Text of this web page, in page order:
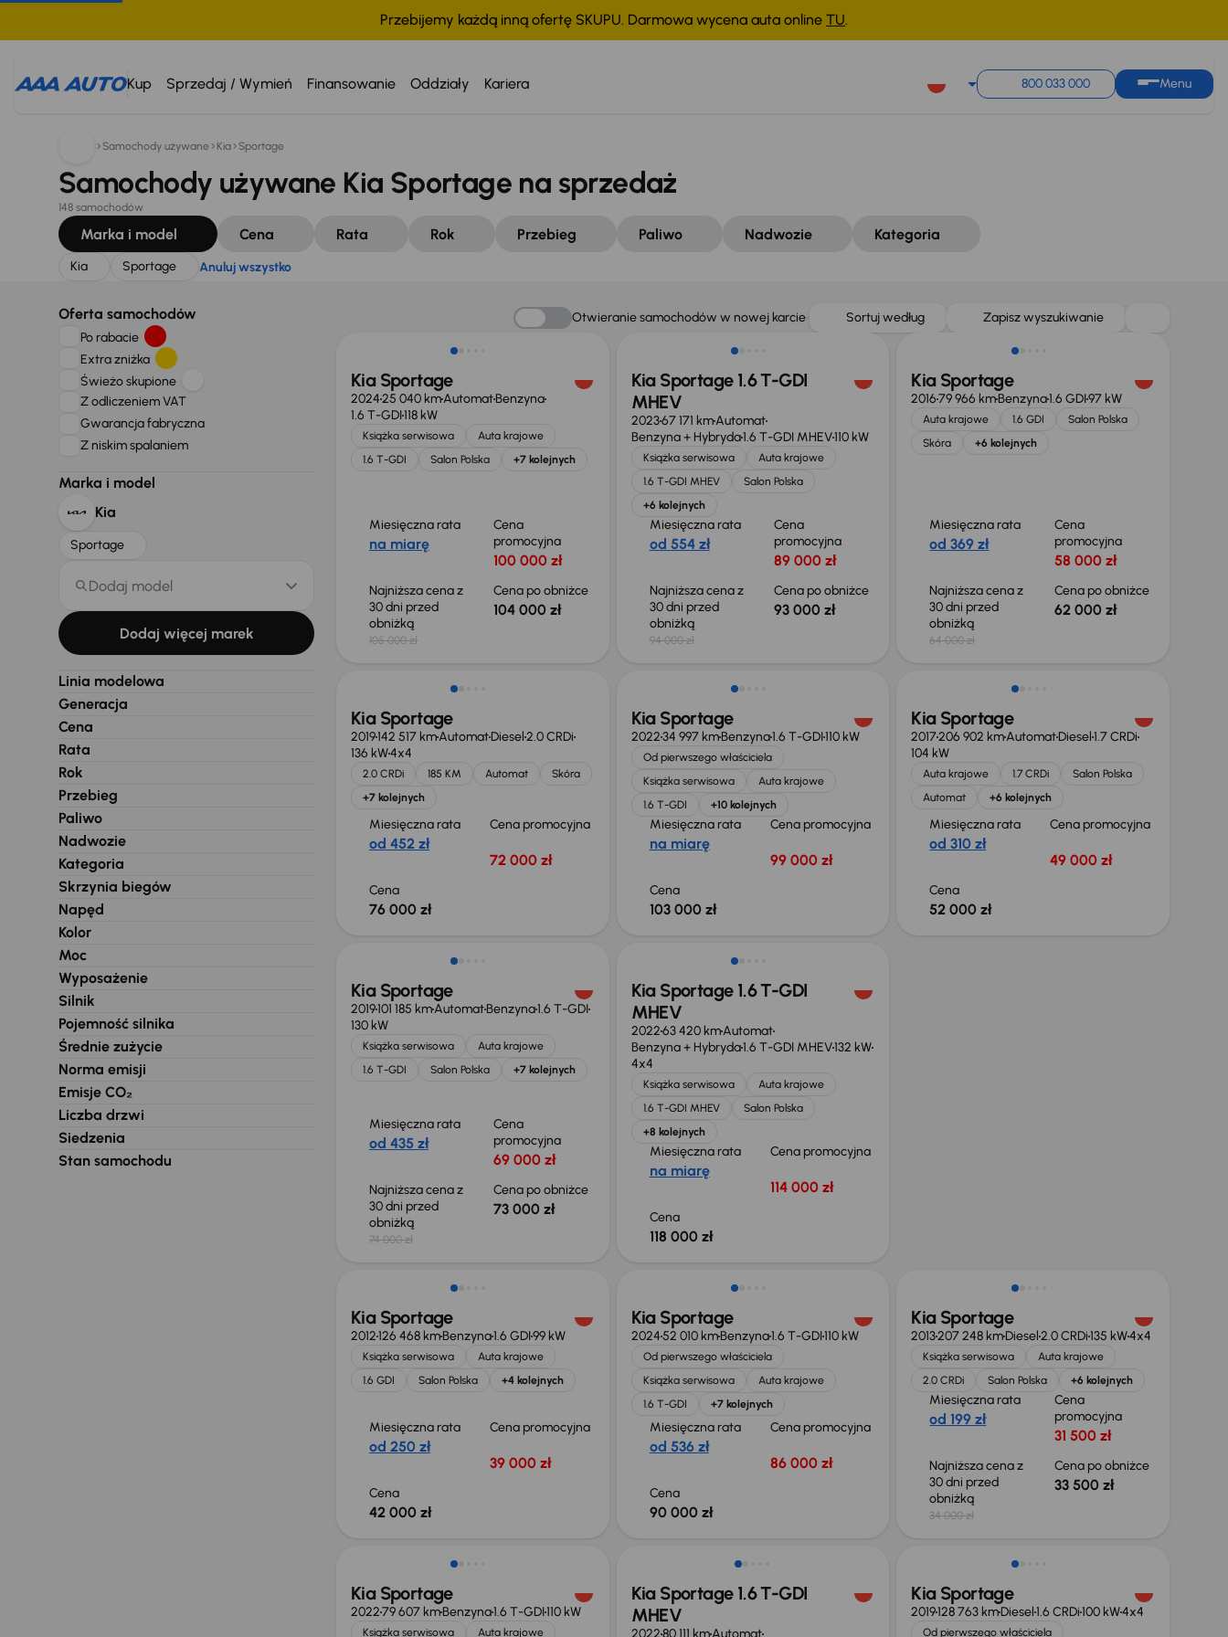
Przebijemy każdą inną ofertę SKUPU. Darmowa wycena auta online TU.
Kup Sprzedaj / Wymień Finansowanie Oddziały Kariera 800 033 000 Menu
Szukam: Anuluj wszystko
Samochody używane Kia Sportage
Samochody używane Kia Sportage na sprzedaż
148 samochodów
Marka i model Cena Rata Rok Przebieg Paliwo Nadwozie Kategoria
Kia Sportage Anuluj wszystko
Oferta samochodów
Po rabacie
Extra zniżka
Świeżo skupione
Z odliczeniem VAT
Gwarancja fabryczna
Z niskim spalaniem
Marka i model
Kia
Sportage
Dodaj model
Dodaj więcej marek
Linia modelowa
Generacja
Cena
Rata
Rok
Przebieg
Paliwo
Nadwozie
Kategoria
Skrzynia biegów
Napęd
Kolor
Moc
Wyposażenie
Silnik
Pojemność silnika
Średnie zużycie
Norma emisji
Emisje CO₂
Liczba drzwi
Siedzenia
Stan samochodu
Otwieranie samochodów w nowej karcie Sortuj według Zapisz wyszukiwanie
Kia Sportage
202425 040 kmAutomatBenzyna
1.6 T-GDI118 kW
Książka serwisowa
Auta krajowe
1.6 T-GDI
Salon Polska +7 kolejnych
Miesięczna rata
na miarę
Cena
promocyjna
100 000 zł
Najniższa cena z
30 dni przed
obniżką
105 000 zł
Cena po obniżce
104 000 zł
Taniej o 1 000 zł
Kia Sportage 1.6 T-GDI
MHEV
202367 171 kmAutomat
Benzyna + Hybryda1.6 T-GDI MHEV110 kW
Książka serwisowa
Auta krajowe
1.6 T-GDI MHEV
Salon Polska
+6 kolejnych
Miesięczna rata
od 554 zł
Cena
promocyjna
89 000 zł
Najniższa cena z
30 dni przed
obniżką
94 000 zł
Cena po obniżce
93 000 zł
Taniej o 2 000 zł
Kia Sportage
201679 966 kmBenzyna1.6 GDI97 kW
Auta krajowe 1.6 GDI
Salon Polska
Skóra
+6 kolejnych
Miesięczna rata
od 369 zł
Cena
promocyjna
58 000 zł
Najniższa cena z
30 dni przed
obniżką
64 000 zł
Cena po obniżce
62 000 zł
Kia Sportage
2019142 517 kmAutomatDiesel2.0 CRDi
136 kW4x4
2.0 CRDi 185 KM Automat
Skóra
+7 kolejnych
Miesięczna rata
od 452 zł
Cena promocyjna
72 000 zł
Cena
76 000 zł
Kia Sportage
202234 997 kmBenzyna1.6 T-GDI110 kW
Od pierwszego właściciela
Książka serwisowa
Auta krajowe
1.6 T-GDI
+10 kolejnych
Miesięczna rata
na miarę
Cena promocyjna
99 000 zł
Cena
103 000 zł
Kia Sportage
2017206 902 kmAutomatDiesel1.7 CRDi
104 kW
Auta krajowe 1.7 CRDi
Salon Polska
Automat
+6 kolejnych
Miesięczna rata
od 310 zł
Cena promocyjna
49 000 zł
Cena
52 000 zł
Taniej o 1 000 zł
Kia Sportage
2019101 185 kmAutomatBenzyna1.6 T-GDI
130 kW
Książka serwisowa
Auta krajowe
1.6 T-GDI
Salon Polska +7 kolejnych
Miesięczna rata
od 435 zł
Cena
promocyjna
69 000 zł
Najniższa cena z
30 dni przed
obniżką
74 000 zł
Cena po obniżce
73 000 zł
Kia Sportage 1.6 T-GDI
MHEV
202263 420 kmAutomat
Benzyna + Hybryda1.6 T-GDI MHEV132 kW
4x4
Książka serwisowa
Auta krajowe
1.6 T-GDI MHEV
Salon Polska
+8 kolejnych
Miesięczna rata
na miarę
Cena promocyjna
114 000 zł
Cena
118 000 zł
Kia Sportage
2012126 468 kmBenzyna1.6 GDI99 kW
Książka serwisowa
Auta krajowe
1.6 GDI
Salon Polska +4 kolejnych
Miesięczna rata
od 250 zł
Cena promocyjna
39 000 zł
Cena
42 000 zł
Możliwość odliczenia VAT
Kia Sportage
202452 010 kmBenzyna1.6 T-GDI110 kW
Od pierwszego właściciela
Książka serwisowa
Auta krajowe
1.6 T-GDI
+7 kolejnych
Miesięczna rata
od 536 zł
Cena promocyjna
86 000 zł
Cena
90 000 zł
Kia Sportage
2013207 248 kmDiesel2.0 CRDi135 kW4x4
Książka serwisowa
Auta krajowe
2.0 CRDi
Salon Polska +6 kolejnych
Miesięczna rata
od 199 zł
Cena
promocyjna
31 500 zł
Najniższa cena z
30 dni przed
obniżką
34 000 zł
Cena po obniżce
33 500 zł
Kia Sportage
202279 607 kmBenzyna1.6 T-GDI110 kW
Książka serwisowa
Auta krajowe
Kia Sportage 1.6 T-GDI
MHEV
202280 111 kmAutomat
Możliwość odliczenia VAT
Kia Sportage
2019128 763 kmDiesel1.6 CRDi100 kW4x4
Od pierwszego właściciela